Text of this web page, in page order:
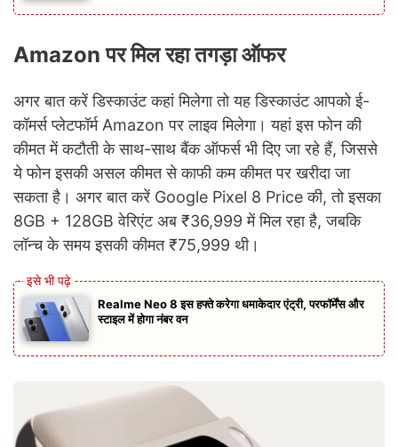
Amazon पर मिल रहा तगड़ा ऑफर
अगर बात करें डिस्काउंट कहां मिलेगा तो यह डिस्काउंट आपको ई-
कॉमर्स प्लेटफॉर्म Amazon पर लाइव मिलेगा। यहां इस फोन की
कीमत में कटौती के साथ-साथ बैंक ऑफर्स भी दिए जा रहे हैं, जिससे
ये फोन इसकी असल कीमत से काफी कम कीमत पर खरीदा जा
सकता है। अगर बात करें Google Pixel 8 Price की, तो इसका
8GB + 128GB वेरिएंट अब ₹36,999 में मिल रहा है, जबकि
लॉन्च के समय इसकी कीमत ₹75,999 थी।
Realme Neo 8 इस हफ्ते करेगा धमाकेदार एंट्री, परफॉर्मेंस और
स्टाइल में होगा नंबर वन